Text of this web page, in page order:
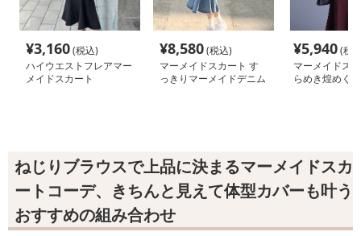
¥3,160(税込)
ハイウエストフレアマー
メイドスカート
¥8,580(税込)
マーメイドスカート す
っきりマーメイドデニム
¥5,940(税
マーメイドス
らめき煌めく
ねじりブラウスで上品に決まるマーメイドスカ
ートコーデ、きちんと見えて体型カバーも叶う
おすすめの組み合わせ